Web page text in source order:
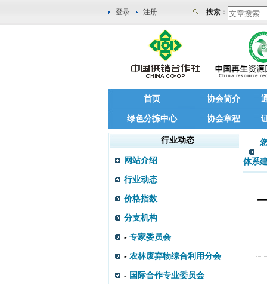
登录 注册 搜索：
首页 协会简介
绿色分拣中心 协会章程
行业动态
网站介绍
行业动态
价格指数
分支机构
- 专家委员会
- 农林废弃物综合利用分会
- 国际合作专业委员会
体系